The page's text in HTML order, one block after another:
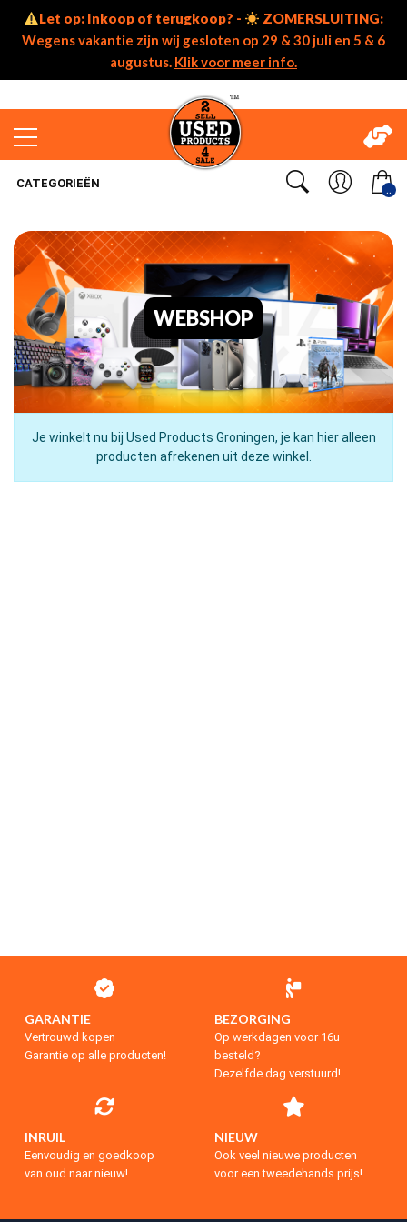
Let op: Inkoop of terugkoop? -
ZOMERSLUITING:
Wegens vakantie zijn wij gesloten op 29 & 30 juli en 5 & 6
augustus. Klik voor meer info.
..
CATEGORIEËN
WEBSHOP
Je winkelt nu bij Used Products Groningen, je kan hier alleen
producten afrekenen uit deze winkel.
GARANTIE
Vertrouwd kopen
Garantie op alle producten!
BEZORGING
Op werkdagen voor 16u
besteld?
Dezelfde dag verstuurd!
INRUIL
Eenvoudig en goedkoop
van oud naar nieuw!
NIEUW
Ook veel nieuwe producten
voor een tweedehands prijs!